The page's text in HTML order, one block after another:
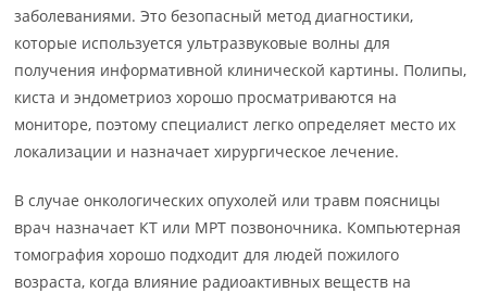
заболеваниями. Это безопасный метод диагностики,
которые используется ультразвуковые волны для
получения информативной клинической картины. Полипы,
киста и эндометриоз хорошо просматриваются на
мониторе, поэтому специалист легко определяет место их
локализации и назначает хирургическое лечение.
В случае онкологических опухолей или травм поясницы
врач назначает КТ или МРТ позвоночника. Компьютерная
томография хорошо подходит для людей пожилого
возраста, когда влияние радиоактивных веществ на